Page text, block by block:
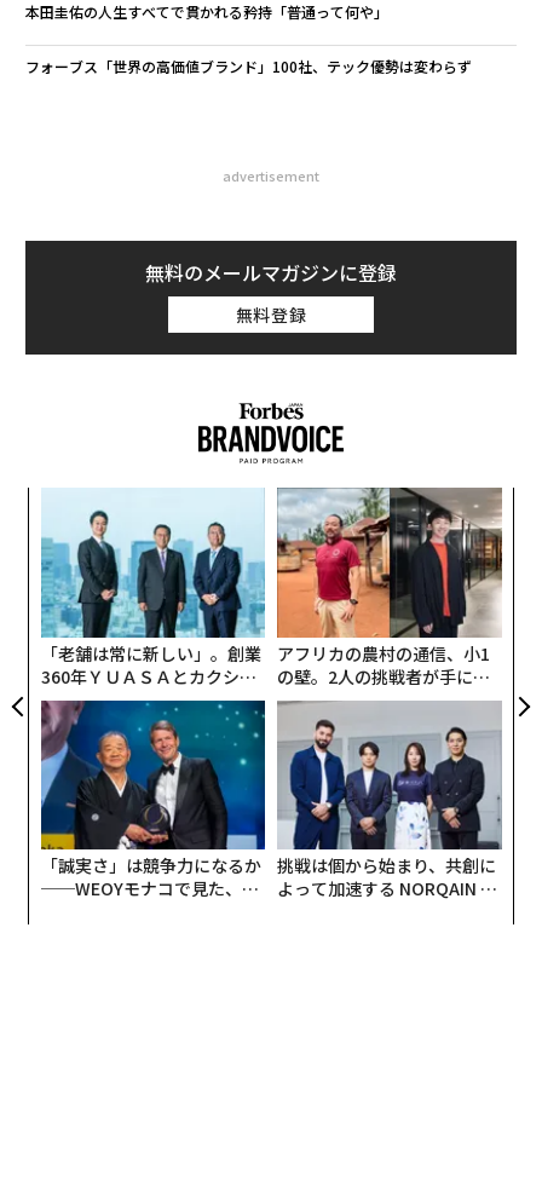
本田圭佑の人生すべてで貫かれる矜持「普通って何や」
フォーブス「世界の高価値ブランド」100社、テック優勢は変わらず
advertisement
無料のメールマガジンに登録
無料登録
「老舗は常に新しい」。創業
360年ＹＵＡＳＡとカクシン
CEO田尻望が語る、AIを超え
る人の価値
アフリカの農村の通信、小1
の壁。2人の挑戦者が手にし
た「次なる武器」
「誠実さ」は競争力になるか
──WEOYモナコで見た、く
挑戦は個から始まり、共創に
よって加速する NORQAIN JA